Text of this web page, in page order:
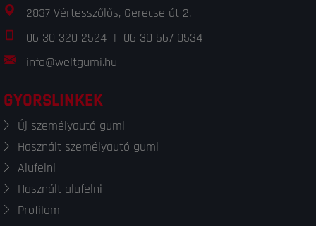
2837 Vértesszőlős, Gerecse út 2.
06 30 320 2524 | 06 30 567 0534
info@weltgumi.hu
GYORSLINKEK
Új személyautó gumi
Használt személyautó gumi
Alufelni
Használt alufelni
Profilom